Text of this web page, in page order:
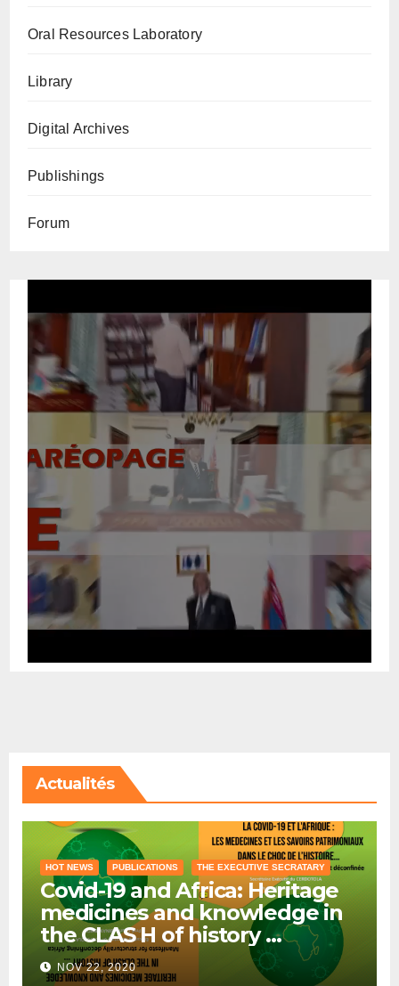
Oral Resources Laboratory
Library
Digital Archives
Publishings
Forum
Actualités
HOT NEWS PUBLICATIONS THE EXECUTIVE SECRATARY
Covid-19 and Africa: Heritage
medicines and knowledge in
the CLAS H of history …
NOV 22, 2020